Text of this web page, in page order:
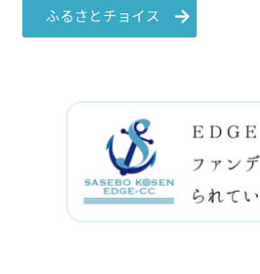
ふるさとチョイス